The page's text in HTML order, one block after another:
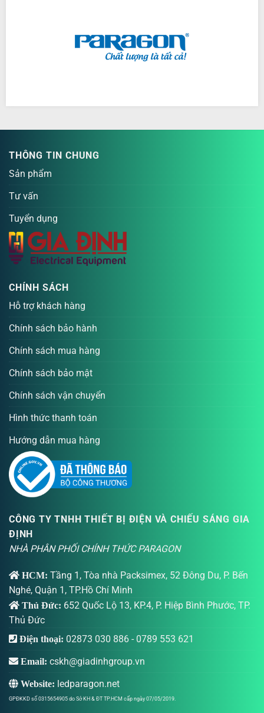
THÔNG TIN CHUNG
Sản phẩm
Tư vấn
Tuyển dụng
CHÍNH SÁCH
Hỗ trợ khách hàng
Chính sách bảo hành
Chính sách mua hàng
Chính sách bảo mật
Chính sách vận chuyển
Hình thức thanh toán
Hướng dẫn mua hàng
CÔNG TY TNHH THIẾT BỊ ĐIỆN VÀ CHIẾU SÁNG GIA
ĐỊNH
NHÀ PHÂN PHỐI CHÍNH THỨC PARAGON
HCM: Tầng 1, Tòa nhà Packsimex, 52 Đông Du, P. Bến
Nghé, Quận 1, TP.Hồ Chí Minh
Thủ Đức: 652 Quốc Lộ 13, KP.4, P. Hiệp Bình Phước, TP.
Thủ Đức
Điện thoại: 02873 030 886 - 0789 553 621
Email: cskh@giadinhgroup.vn
Website: ledparagon.net
GPĐKKD số 0315654905 do Sở KH & ĐT TP.HCM cấp ngày 07/05/2019.